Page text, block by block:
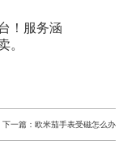
下一篇：欧米茄手表受磁怎么办